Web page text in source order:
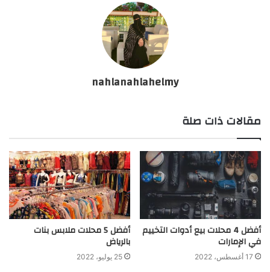
nahlanahlahelmy
مقالات ذات صلة
أفضل 4 محلات بيع أدوات التخييم
في الإمارات
17 أغسطس، 2022
أفضل 5 محلات ملابس بنات
بالرياض
25 يوليو، 2022